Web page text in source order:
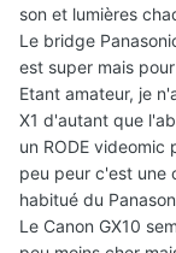
son et lumières
Le bridge
est super mais
Etant amateur, je
X1 d'autant que
un RODE
peu peur c'est une
habitué du
Le Canon GX10